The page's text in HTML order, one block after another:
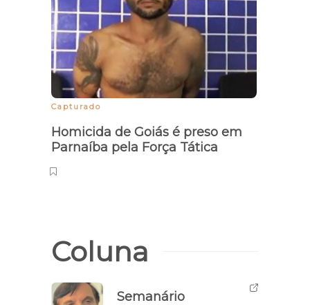
Capturado
Homicida de Goiás é preso em
Parnaíba pela Força Tática
Coluna
Semanário